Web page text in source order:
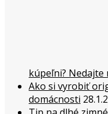
kúpeľni? Nedajte
Ako si vyrobiť
domácnosti